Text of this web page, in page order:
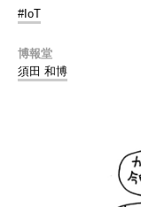
#IoT
博報堂
須田 和博